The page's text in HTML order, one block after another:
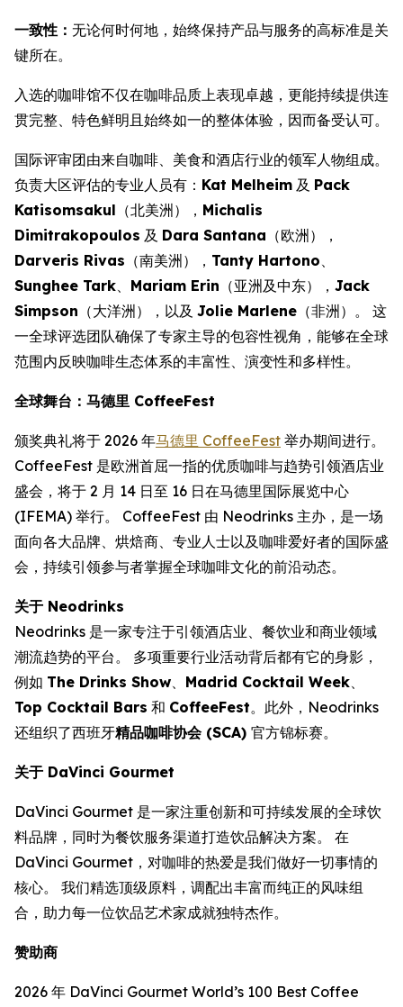
一致性： 无论何时何地，始终保持产品与服务的高标准是关
键所在。
入选的咖啡馆不仅在咖啡品质上表现卓越，更能持续提供连
贯完整、特色鲜明且始终如一的整体体验，因而备受认可。
国际评审团由来自咖啡、美食和酒店行业的领军人物组成。
负责大区评估的专业人员有： Kat Melheim 及 Pack
Katisomsakul （北美洲）， Michalis
Dimitrakopoulos 及 Dara Santana （欧洲），
Darveris Rivas （南美洲）， Tanty Hartono、
Sunghee Tark、 Mariam Erin （亚洲及中东）， Jack
Simpson （大洋洲），以及 Jolie Marlene （非洲）。 这
一全球评选团队确保了专家主导的包容性视角，能够在全球
范围内反映咖啡生态体系的丰富性、演变性和多样性。
全球舞台：马德里 CoffeeFest
颁奖典礼将于 2026 年马德里 CoffeeFest 举办期间进行。
CoffeeFest 是欧洲首屈一指的优质咖啡与趋势引领酒店业
盛会，将于 2 月 14 日至 16 日在马德里国际展览中心
(IFEMA) 举行。 CoffeeFest 由 Neodrinks 主办，是一场
面向各大品牌、烘焙商、专业人士以及咖啡爱好者的国际盛
会，持续引领参与者掌握全球咖啡文化的前沿动态。
关于 Neodrinks
Neodrinks 是一家专注于引领酒店业、餐饮业和商业领域
潮流趋势的平台。 多项重要行业活动背后都有它的身影，
例如 The Drinks Show、 Madrid Cocktail Week、
Top Cocktail Bars 和 CoffeeFest。此外，Neodrinks
还组织了西班牙精品咖啡协会 (SCA) 官方锦标赛。
关于 DaVinci Gourmet
DaVinci Gourmet 是一家注重创新和可持续发展的全球饮
料品牌，同时为餐饮服务渠道打造饮品解决方案。 在
DaVinci Gourmet，对咖啡的热爱是我们做好一切事情的
核心。 我们精选顶级原料，调配出丰富而纯正的风味组
合，助力每一位饮品艺术家成就独特杰作。
赞助商
2026 年 DaVinci Gourmet World’s 100 Best Coffee